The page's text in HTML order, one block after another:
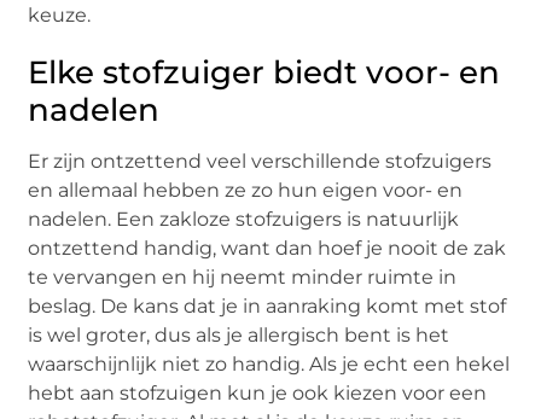
keuze.
Elke stofzuiger biedt voor- en
nadelen
Er zijn ontzettend veel verschillende stofzuigers
en allemaal hebben ze zo hun eigen voor- en
nadelen. Een zakloze stofzuigers is natuurlijk
ontzettend handig, want dan hoef je nooit de zak
te vervangen en hij neemt minder ruimte in
beslag. De kans dat je in aanraking komt met stof
is wel groter, dus als je allergisch bent is het
waarschijnlijk niet zo handig. Als je echt een hekel
hebt aan stofzuigen kun je ook kiezen voor een